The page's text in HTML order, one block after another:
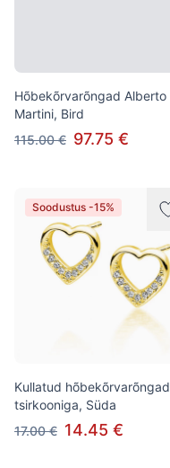
Hõbekõrvarõngad Alberto
Martini, Bird
115.00 € 97.75 €
Soodustus -15%
Kullatud hõbekõrvarõngad
tsirkooniga, Süda
17.00 € 14.45 €